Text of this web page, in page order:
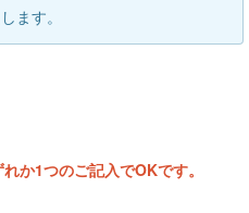
ます。
か1つのご記入でOKです。